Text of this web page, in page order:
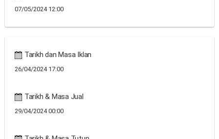
07/05/2024 12:00
Tarikh dan Masa Iklan
26/04/2024 17:00
Tarikh & Masa Jual
29/04/2024 00:00